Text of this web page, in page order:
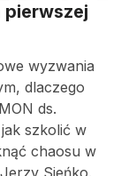
pierwszej
wyzwania
dlaczego
ds.
szkolić w
chaosu w
Sieńko.